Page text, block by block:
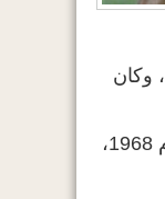
، وكان
اغتيل في الرابع من أفريل عام 1968،